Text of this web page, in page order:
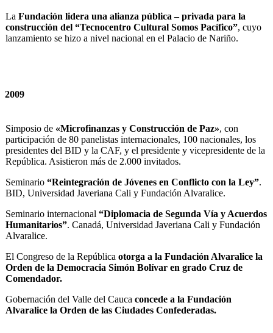
La Fundación lidera una alianza pública – privada para la
construcción del “Tecnocentro Cultural Somos Pacífico”, cuyo
lanzamiento se hizo a nivel nacional en el Palacio de Nariño.
2009
Simposio de «Microfinanzas y Construcción de Paz», con
participación de 80 panelistas internacionales, 100 nacionales, los
presidentes del BID y la CAF, y el presidente y vicepresidente de la
República. Asistieron más de 2.000 invitados.
Seminario “Reintegración de Jóvenes en Conflicto con la Ley”.
BID, Universidad Javeriana Cali y Fundación Alvaralice.
Seminario internacional “Diplomacia de Segunda Vía y Acuerdos
Humanitarios”. Canadá, Universidad Javeriana Cali y Fundación
Alvaralice.
El Congreso de la República otorga a la Fundación Alvaralice la
Orden de la Democracia Simón Bolívar en grado Cruz de
Comendador.
Gobernación del Valle del Cauca concede a la Fundación
Alvaralice la Orden de las Ciudades Confederadas.